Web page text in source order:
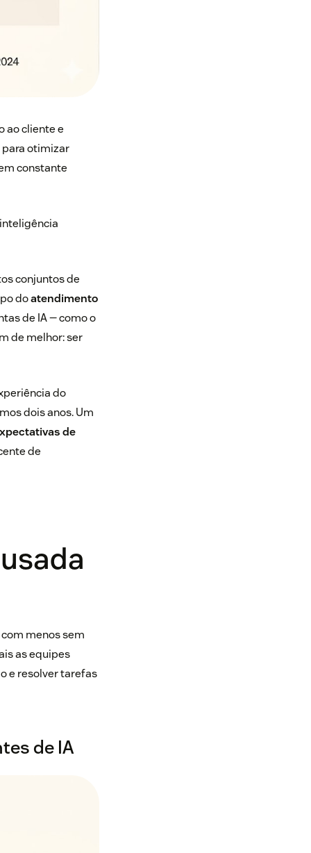
ao cliente e
para otimizar
constante
conjuntos de
doatendimento
de IA — como o
de melhor: ser
do
dois anos. Um
de
de
menos sem
as equipes
e resolver tarefas
de IA